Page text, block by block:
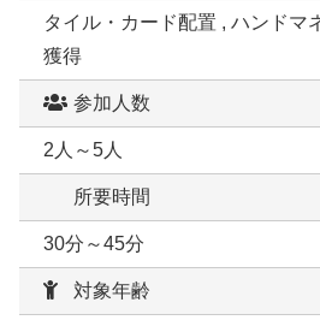
タイル・カード配置 , ハンドマ
獲得
参加人数
2人～5人
所要時間
30分～45分
対象年齢